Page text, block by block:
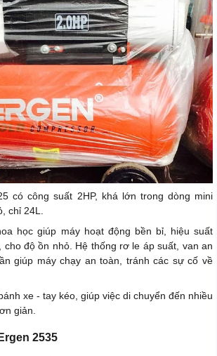
có công suất 2HP, khá lớn trong dòng mini
chỉ 24L.
học giúp máy hoạt động bền bỉ, hiệu suất
cho độ ồn nhỏ. Hệ thống rơ le áp suất, van an
giúp máy chạy an toàn, tránh các sự cố về
xe - tay kéo, giúp việc di chuyển đến nhiều
giản.
2535